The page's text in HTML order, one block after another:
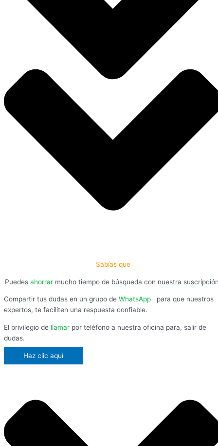
Sabías que
Puedes ahorrar mucho tiempo de búsqueda con nuestra
Compartir tus dudas en un grupo de WhatsApp
para que nuestros
expertos, te faciliten una respuesta confiable.
El privilegio de llamar por teléfono a nuestra oficina para, salir de
dudas.
Haz clic aquí